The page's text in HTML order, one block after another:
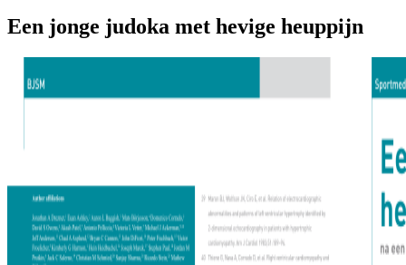
Een jonge judoka met hevige heuppijn